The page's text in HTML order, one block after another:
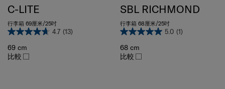
C-LITE
行李箱 69厘米/25吋
4.7 (13)
69 cm
比較
SBL RICHMOND
行李箱 68厘米/25吋
5.0 (1)
68 cm
比較